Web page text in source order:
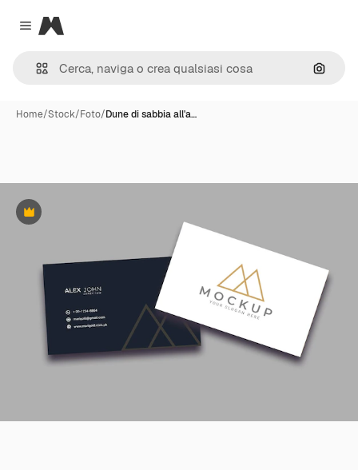
Close menu
Magnific
Cerca
Home/Stock/Foto/Dune di sabbia all'a…
Premium